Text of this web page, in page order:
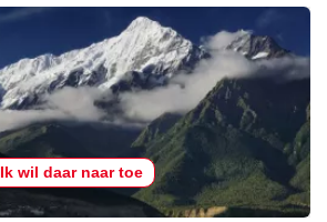
Ik wil daar naar toe